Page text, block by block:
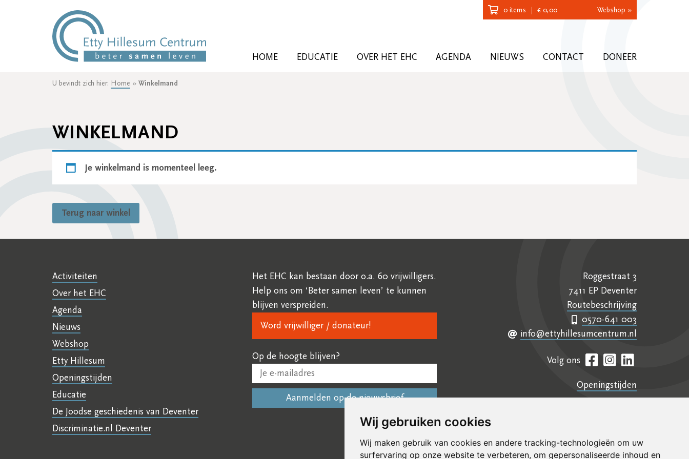
Wij gebruiken cookies
Wij maken gebruik van cookies en andere tracking-technologieën om uw
surfervaring op onze website te verbeteren, om gepersonaliseerde inhoud en
0 items € 0,00 Webshop »
HOME EDUCATIE OVER HET EHC AGENDA NIEUWS CONTACT DONEER
U bevindt zich hier: Home » Winkelmand
WINKELMAND
Je winkelmand is momenteel leeg.
Terug naar winkel
Activiteiten
Over het EHC
Agenda
Nieuws
Webshop
Etty Hillesum
Openingstijden
Educatie
De Joodse geschiedenis van Deventer
Discriminatie.nl Deventer
Het EHC kan bestaan door o.a. 60 vrijwilligers.
Help ons om ‘Beter samen leven’ te kunnen
blijven verspreiden.
Word vrijwilliger / donateur!
Op de hoogte blijven?
Roggestraat 3
7411 EP Deventer
Routebeschrijving
0570-641 003
info@ettyhillesumcentrum.nl
Volg ons
Openingstijden